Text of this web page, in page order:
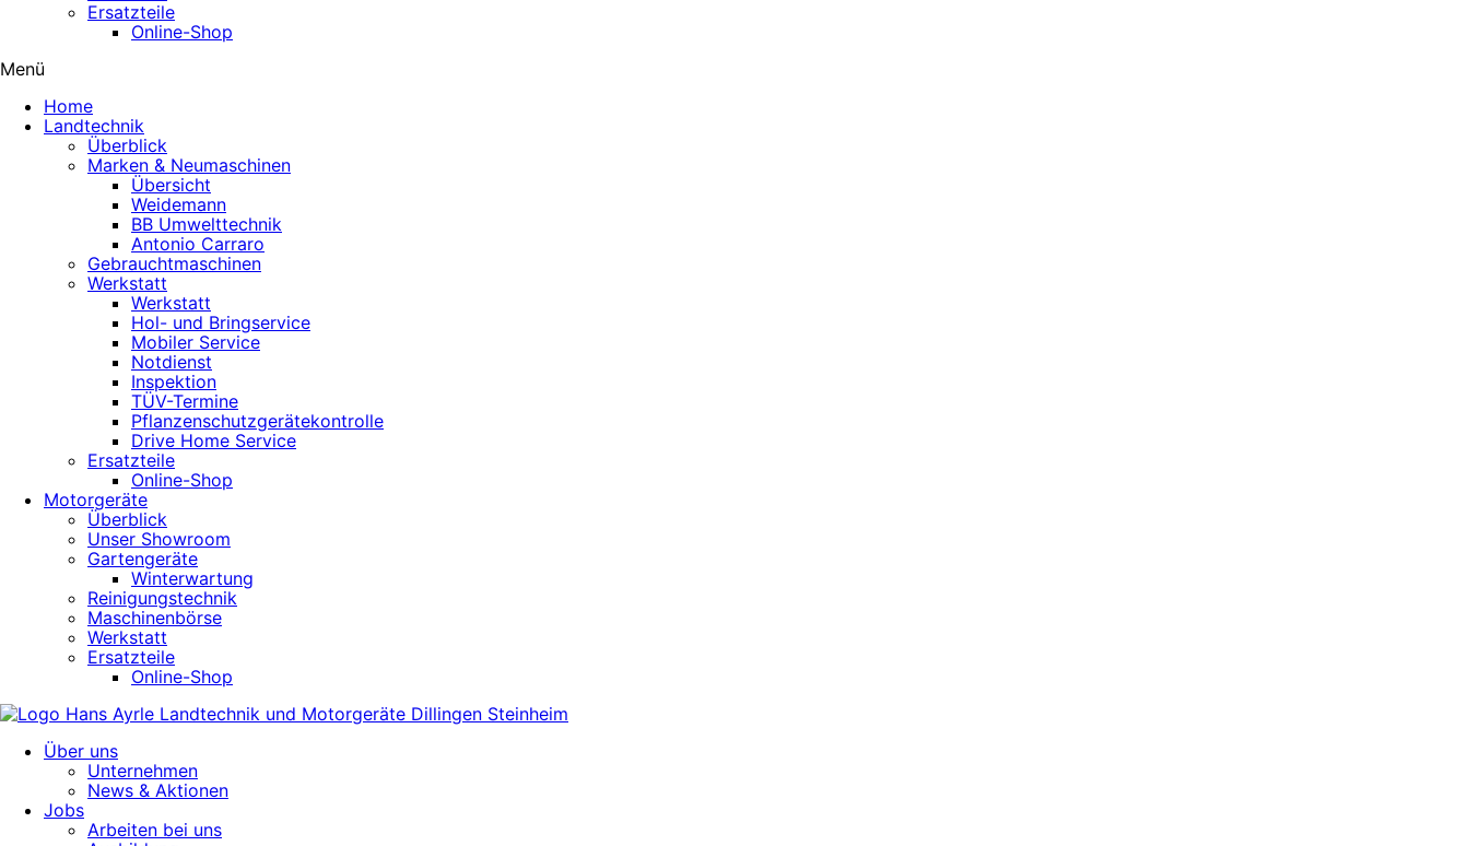
Ersatzteile
Online-Shop
Menü
Home
Landtechnik
Überblick
Marken & Neumaschinen
Übersicht
Weidemann
BB Umwelttechnik
Antonio Carraro
Gebrauchtmaschinen
Werkstatt
Werkstatt
Hol- und Bringservice
Mobiler Service
Notdienst
Inspektion
TÜV-Termine
Pflanzenschutzgerätekontrolle
Drive Home Service
Ersatzteile
Online-Shop
Motorgeräte
Überblick
Unser Showroom
Gartengeräte
Winterwartung
Reinigungstechnik
Maschinenbörse
Werkstatt
Ersatzteile
Online-Shop
Über uns
Unternehmen
News & Aktionen
Jobs
Arbeiten bei uns